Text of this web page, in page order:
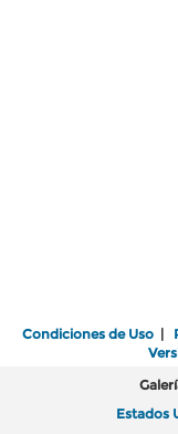
Condiciones de Uso |
Estados